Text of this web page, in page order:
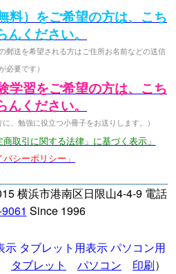
料）をご希望の方は、こち
んください。
郵送を希望される方はご住所お名前などの送信
必要です）
学習をご希望の方は、こち
んください。
、勉強に役立つ小冊子をお送りします。）
商取引に関する法律」に基づく表示」
バシーポリシー」
横浜市港南区日限山4-4-9 電話
Since 1996
示 タブレット用表示パソコン用
タブレット パソコン 印刷）